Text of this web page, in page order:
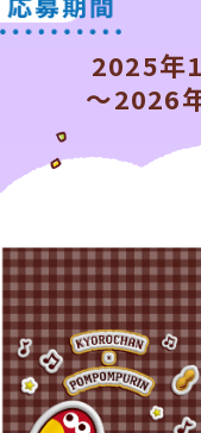
2025年
～2026